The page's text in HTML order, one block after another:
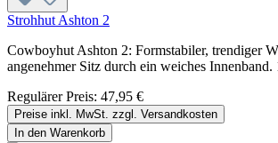
Strohhut Ashton 2
Cowboyhut Ashton 2: Formstabiler, trendiger
angenehmer Sitz durch ein weiches Innenband.
Regulärer Preis: 47,95 €
Preise inkl. MwSt. zzgl. Versandkosten
In den Warenkorb